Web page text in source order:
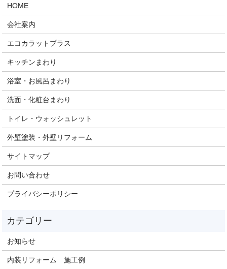
HOME
会社案内
エコカラットプラス
キッチンまわり
浴室・お風呂まわり
洗面・化粧台まわり
トイレ・ウォッシュレット
外壁塗装・外壁リフォーム
サイトマップ
お問い合わせ
プライバシーポリシー
お知らせ
内装リフォーム 施工例